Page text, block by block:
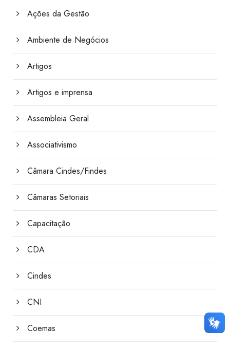
Ações da Gestão
Ambiente de Negócios
Artigos
Artigos e imprensa
Assembleia Geral
Associativismo
Câmara Cindes/Findes
Câmaras Setoriais
Capacitação
CDA
Cindes
CNI
Coemas